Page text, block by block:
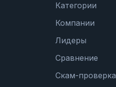
Категории
Компании
Лидеры
Сравнение
Скам-проверка